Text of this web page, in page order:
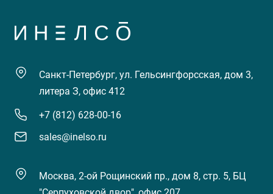
Санкт-Петербург, ул. Гельсингфорсская, дом 3,
литера З, офис 412
+7 (812) 628-00-16
sales@inelso.ru
Москва, 2-ой Рощинский пр., дом 8, стр. 5, БЦ